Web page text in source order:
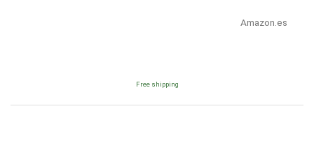
Amazon.es
Free shipping